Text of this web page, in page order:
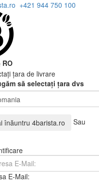
+421 944 750 100
RO
țara de livrare
să selectați țara dvs
înăuntru 4barista.ro Sau
E-Mail: